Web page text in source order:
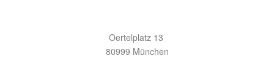
Oertelplatz 13
80999 München